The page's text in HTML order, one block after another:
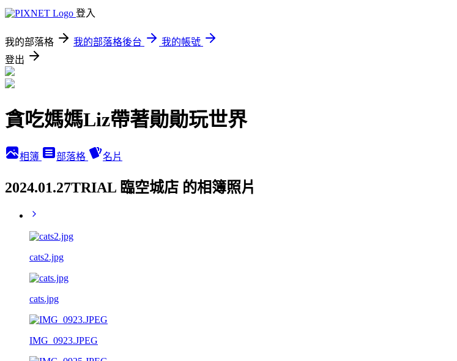
登入
我的部落格 我的部落格後台
我的帳號
登出
貪吃媽媽Liz帶著勛勛玩世界
相簿 部落格 名片
2024.01.27TRIAL 臨空城店 的相簿照片
cats2.jpg
cats.jpg
IMG_0923.JPEG